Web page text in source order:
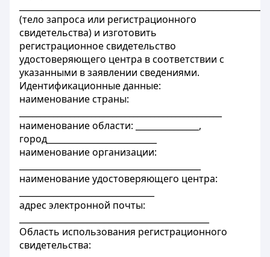
(тело запроса или регистрационного
свидетельства) и изготовить
регистрационное свидетельство
удостоверяющего центра в соответствии с
указанными в заявлении сведениями.
Идентификационные данные:
наименование страны:
наименование области: _______________,
город__________________________
наименование организации:
наименование удостоверяющего центра:
адрес электронной почты:
Область использования регистрационного
свидетельства: